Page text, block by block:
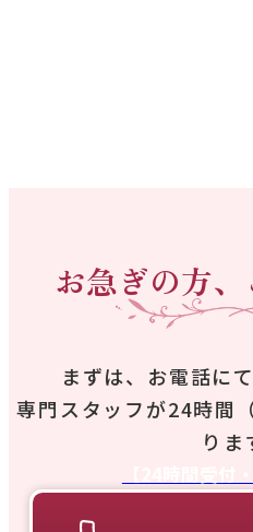
お急ぎの方
まずは、お電話に
専門スタッフが24時間
りま